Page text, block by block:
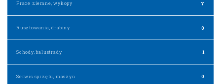
Prace ziemne, wykopy 7
Rusztowania, drabiny 0
Schody, balustrady 1
Serwis sprzętu, maszyn 0